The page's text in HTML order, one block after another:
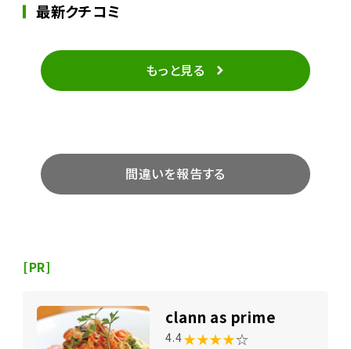
最新クチコミ
もっと見る
間違いを報告する
[PR]
clann as prime
4.4★★★★☆